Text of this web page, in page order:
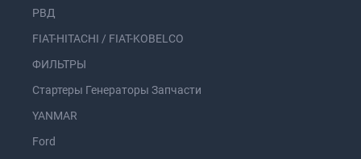
РВД
FIAT-HITACHI / FIAT-KOBELCO
ФИЛЬТРЫ
Стартеры Генераторы Запчасти
YANMAR
Ford